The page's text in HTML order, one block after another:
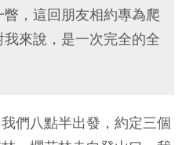
，這回朋友相約專為爬
來說，是一次完全的全
們八點半出發，約定三個